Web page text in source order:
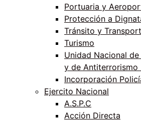
Portuaria y
Protección a
Tránsito y
Turismo
Unidad Nacional
y de Antiterrorismo
Incorporación
Ejercito Nacional
A.S.P.C
Acción Directa